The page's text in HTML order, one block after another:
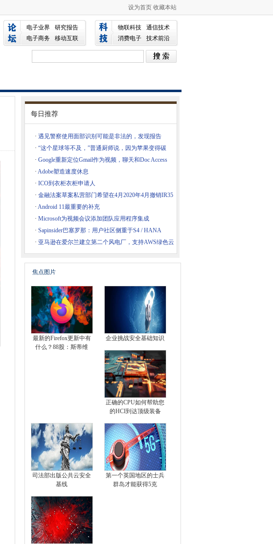
设为首页 收藏本站
电子业界
研究报告
电子商务
移动互联
物联科技
通信技术
消费电子
技术前沿
每日推荐
· 遇见警察使用面部识别可能是非法的，发现报告
· “这个星球等不及，”普通厨师说，因为苹果变得碳
· Google重新定位Gmail作为视频，聊天和Doc Access
· Adobe塑造速度休息
· ICO到衣柜衣柜申请人
· 金融法案草案私营部门希望在4月2020年4月撤销IR35
改革
· Android 11最重要的补充
· Microsoft为视频会议添加团队应用程序集成
· Sapinsider巴塞罗那：用户社区侧重于S4 / HANA
· 亚马逊在爱尔兰建立第二个风电厂，支持AWS绿色云
推
焦点图片
最新的Firefox更新中有
什么？88股：斯蒂维
企业挑战安全基础知识
正确的CPU如何帮助您
的HCI到达顶级装备
司法部出版公共云安全
基线
第一个英国地区的士兵
群岛才能获得5克